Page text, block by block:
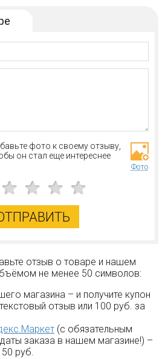
фото к своему отзыву,
он стал еще интереснее
Фото
отзыв о товаре и нашем
не менее 50 символов:
магазина – и получите купон
отзыв или 100 руб. за
(с обязательным
заказа в нашем магазине!) –
руб.